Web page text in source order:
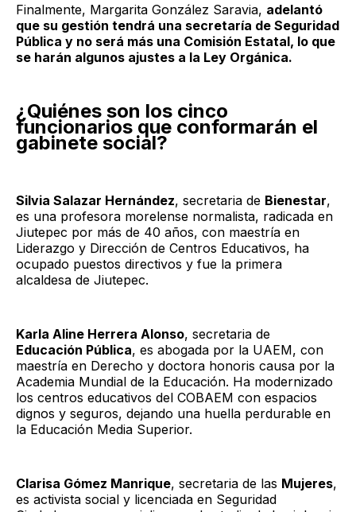
Finalmente, Margarita González Saravia, adelantó
que su gestión tendrá una secretaría de Seguridad
Pública y no será más una Comisión Estatal, lo que
se harán algunos ajustes a la Ley Orgánica.
¿Quiénes son los cinco
funcionarios que conformarán el
gabinete social?
Silvia Salazar Hernández, secretaria de Bienestar,
es una profesora morelense normalista, radicada en
Jiutepec por más de 40 años, con maestría en
Liderazgo y Dirección de Centros Educativos, ha
ocupado puestos directivos y fue la primera
alcaldesa de Jiutepec.
Karla Aline Herrera Alonso, secretaria de
Educación Pública, es abogada por la UAEM, con
maestría en Derecho y doctora honoris causa por la
Academia Mundial de la Educación. Ha modernizado
los centros educativos del COBAEM con espacios
dignos y seguros, dejando una huella perdurable en
la Educación Media Superior.
Clarisa Gómez Manrique, secretaria de las Mujeres,
es activista social y licenciada en Seguridad